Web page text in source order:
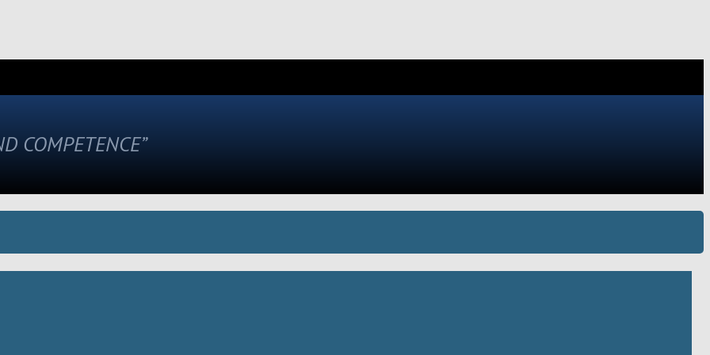
COMPETENCE”